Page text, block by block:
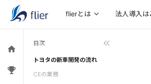
flierとは 法人導入は
目次
トヨタの新車開発の流れ
CEの業務